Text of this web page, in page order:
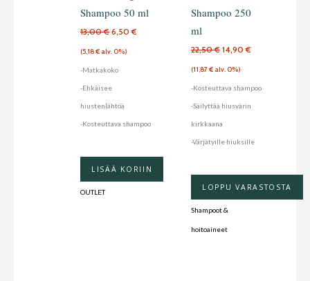
Shampoo 50 ml
13,00€ 6,50€
(5,18€ alv. 0%)
-Matkakoko
-Ehkäisee
hiustenlähtöä
-Kosteuttava shampoo
LISÄÄ KORIIN
OUTLET
Shampoo 250
ml
22,50€ 14,90€
(11,87€ alv. 0%)
-Kosteuttava shampoo
-Säilyttää hiusvärin
kirkkaana
-Värjätyille hiuksille
LOPPU VARASTOSTA
Shampoot &
hoitoaineet